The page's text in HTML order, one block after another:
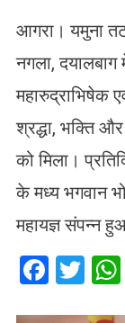
आगरा। यमुना
नगला, दयालबाग
महारुद्राभिषेक
श्रद्धा, भक्ति
को मिला।
के मध्य भगवान
महायज्ञ संपन्न